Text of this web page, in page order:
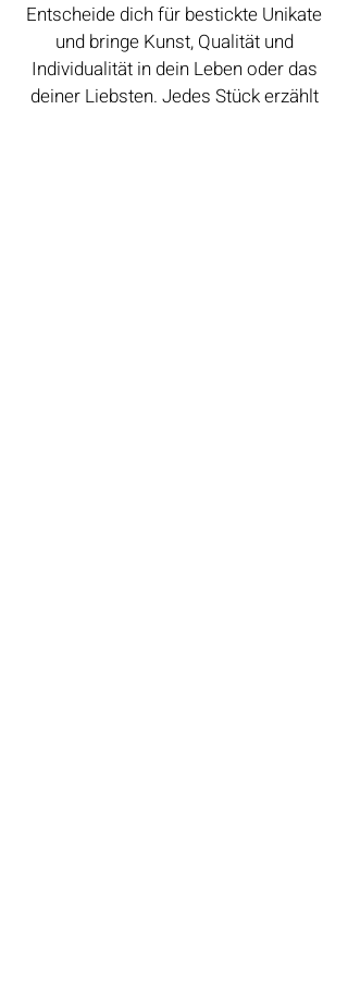
Entscheide dich für bestickte Unikate
und bringe Kunst, Qualität und
Individualität in dein Leben oder das
deiner Liebsten. Jedes Stück erzählt